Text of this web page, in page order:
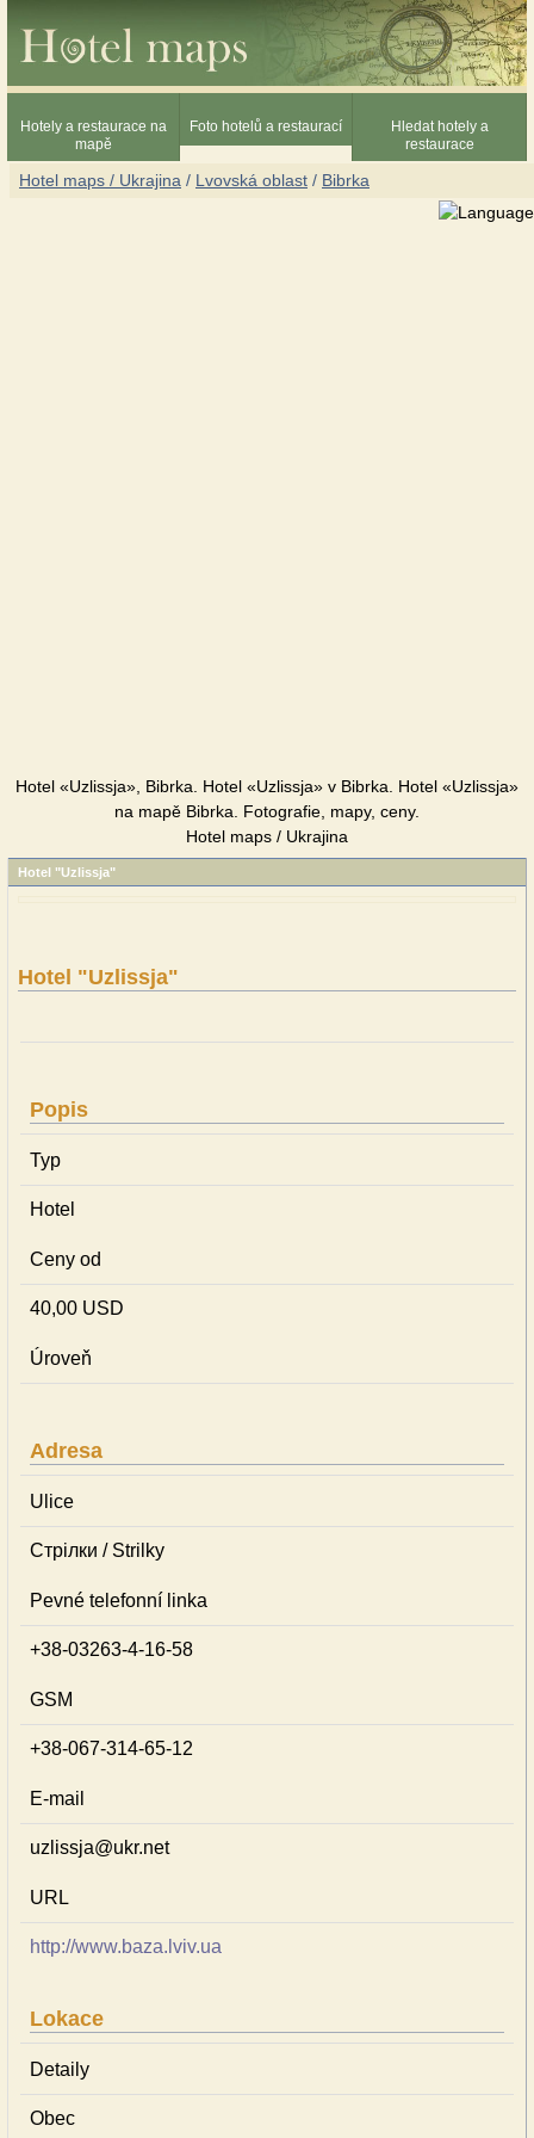
Hotely a restaurace na
mapě
Foto hotelů a restaurací
Hledat hotely a
restaurace
Hotel maps / Ukrajina / Lvovská oblast / Bibrka
Hotel «Uzlissja», Bibrka. Hotel «Uzlissja» v Bibrka. Hotel «Uzlissja»
na mapě Bibrka. Fotografie, mapy, ceny.
Hotel maps / Ukrajina
Hotel "Uzlissja"
Hotel "Uzlissja"
Popis
Typ
Hotel
Ceny od
40,00 USD
Úroveň
Adresa
Ulice
Стрілки / Strilky
Pevné telefonní linka
+38-03263-4-16-58
GSM
+38-067-314-65-12
E-mail
uzlissja@ukr.net
URL
http://www.baza.lviv.ua
Lokace
Detaily
Obec